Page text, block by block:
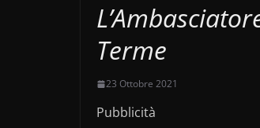
Terme
23 Ottobre 2021
Pubblicità